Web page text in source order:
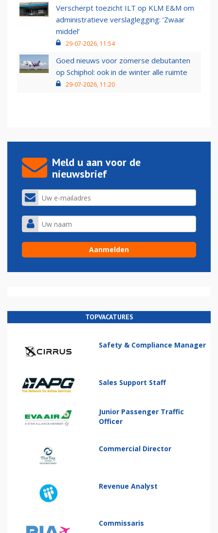
Verscherpt toezicht ILT op KLM E&M om
administratieve verslaglegging: ‘Zwaar
middel’
29-07-2026, 11:54
Goed nieuws voor zomerse debutanten
op Schiphol: ook in de winter alle ruimte
29-07-2026, 11:20
Meld u aan voor de
nieuwsbrief
TOPVACATURES
Safety & Compliance Manager
Sales Support Staff
Junior Passenger Traffic
Officer
Commercial Director
Revenue Analyst
Commissaris